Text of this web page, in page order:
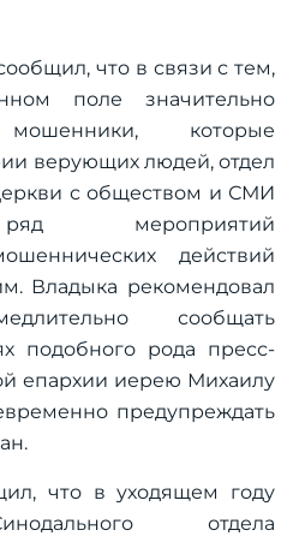
что в связи с тем,
поле значительно
мошенники, которые
верующих людей, отдел
с обществом и СМИ
мероприятий
действий
Владыка рекомендовал
сообщать
подобного рода пресс-
епархии иерею Михаилу
предупреждать
что в уходящем году
отдела